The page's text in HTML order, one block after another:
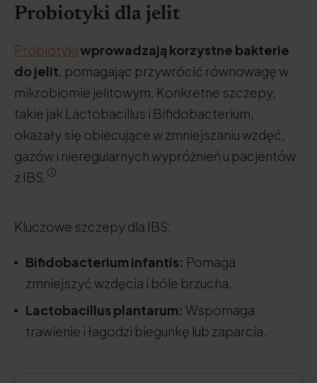
Probiotyki dla jelit
Probiotykiwprowadzają korzystne bakterie
do jelit, pomagając przywrócić równowagę w
mikrobiomie jelitowym. Konkretne szczepy,
takie jak Lactobacillus i Bifidobacterium,
okazały się obiecujące w zmniejszaniu wzdęć,
gazów i nieregularnych wypróżnień u pacjentów
z IBS.
Kluczowe szczepy dla IBS:
Bifidobacterium infantis: Pomaga
zmniejszyć wzdęcia i bóle brzucha.
Lactobacillus plantarum: Wspomaga
trawienie i łagodzi biegunkę lub zaparcia.